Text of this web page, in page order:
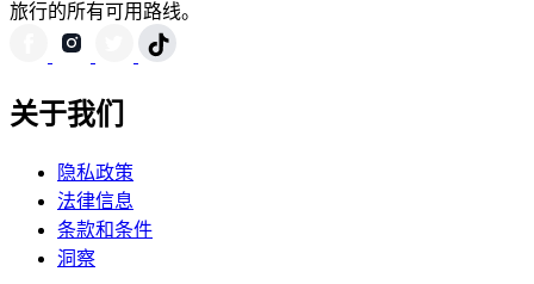
旅行的所有可用路线。
关于我们
隐私政策
法律信息
条款和条件
洞察